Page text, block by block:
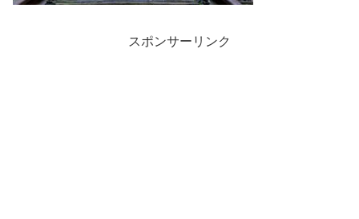
スポンサーリンク